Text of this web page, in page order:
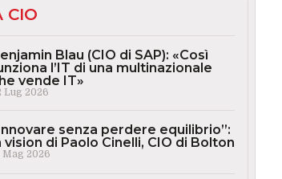
CIO
Blau (CIO di SAP): «Così
l’IT di una multinazionale
vende IT»
Lug 2026
senza perdere equilibrio”:
vision di Paolo Cinelli, CIO di Bolton
Mag 2026